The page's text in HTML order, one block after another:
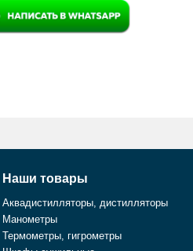
Наши товары
Аквадистилляторы, дистилляторы
Манометры
Термометры, гигрометры